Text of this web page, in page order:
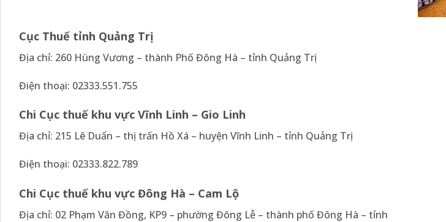
Cục Thuế tỉnh Quảng Trị
Địa chỉ: 260 Hùng Vương – thành Phố Đông Hà – tỉnh Quảng Trị
Điện thoại: 02333.551.755
Chi Cục thuế khu vực Vĩnh Linh – Gio Linh
Địa chỉ: 215 Lê Duẩn – thị trấn Hồ Xá – huyện Vĩnh Linh – tỉnh Quảng Trị
Điện thoại: 02333.822.789
Chi Cục thuế khu vực Đông Hà – Cam Lộ
Địa chỉ: 02 Phạm Văn Đồng, KP9 – phường Đông Lễ – thành phố Đông Hà – tỉnh